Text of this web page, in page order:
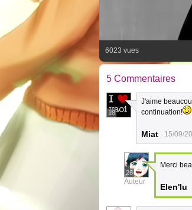
6023 vues
5 Commentaires
18
J'aime
continuation!
Miat 15/09/
26
Auteur
Merci
Elen'lu